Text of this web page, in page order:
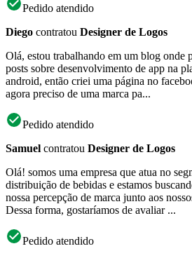
Pedido atendido
Diego contratou Designer de Logos
Olá, estou trabalhando em um blog onde
posts sobre desenvolvimento de app na
android, então criei uma página no
agora preciso de uma marca pa...
Pedido atendido
Samuel contratou Designer de Logos
Olá! somos uma empresa que atua no
distribuição de bebidas e estamos
nossa percepção de marca junto aos
Dessa forma, gostaríamos de avaliar ...
Pedido atendido